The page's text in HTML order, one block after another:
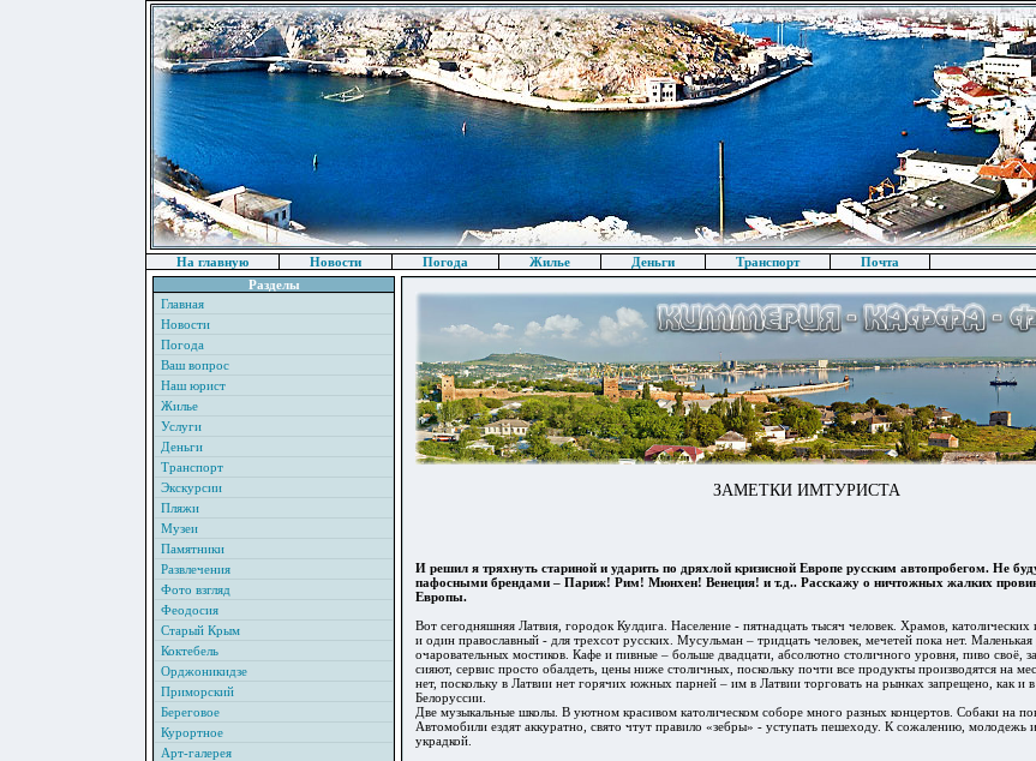
На главную Новости Погода Жилье Деньги Транспорт Почта
Разделы
Главная
Новости
Погода
Ваш вопрос
Наш юрист
Жилье
Услуги
Деньги
Транспорт
Экскурсии
Пляжи
Музеи
Памятники
Развлечения
Фото взгляд
Феодосия
Старый Крым
Коктебель
Орджоникидзе
Приморский
Береговое
Курортное
Арт-галерея
ЗАМЕТКИ ИМТУРИСТА
И решил я тряхнуть стариной и ударить по дряхлой кризисной Европе русским автопробегом. Не
пафосными брендами – Париж! Рим! Мюнхен! Венеция! и т.д.. Расскажу о ничтожных жалких
Европы.
Вот сегодняшняя Латвия, городок Кулдига. Население - пятнадцать тысяч человек. Храмов, католических
и один православный - для трехсот русских. Мусульман – тридцать человек, мечетей пока нет. Маленькая
очаровательных мостиков. Кафе и пивные – больше двадцати, абсолютно столичного уровня, пиво своё,
сияют, сервис просто обалдеть, цены ниже столичных, поскольку почти все продукты производятся на
нет, поскольку в Латвии нет горячих южных парней – им в Латвии торговать на рынках запрещено, как и
Белоруссии.
Две музыкальные школы. В уютном красивом католическом соборе много разных концертов. Собаки на
Автомобили ездят аккуратно, свято чтут правило «зебры» - уступать пешеходу. К сожалению, молодежь
украдкой.